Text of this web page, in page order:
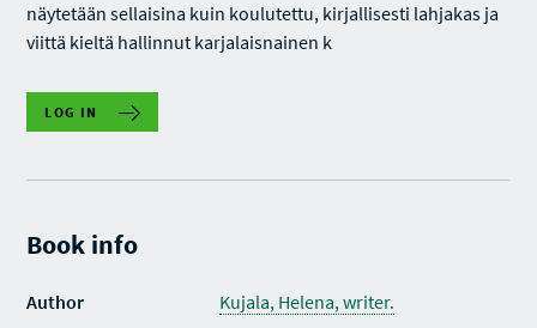
näytetään sellaisina kuin koulutettu, kirjallisesti lahjakas ja
viittä kieltä hallinnut karjalaisnainen k
LOG IN
Book info
Author
Kujala, Helena, writer.